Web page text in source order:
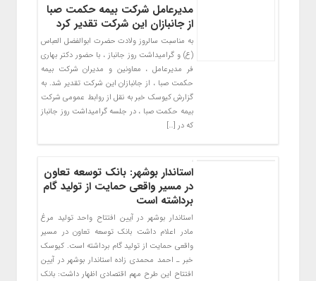
مدیرعامل شرکت بیمه حکمت صبا
از جانبازان این شرکت تقدیر کرد
به مناسبت سالروز ولادت حضرت ابوالفضل العباس
(ع) و گرامیداشت روز جانباز ، با حضور دکتر بهاری
فر مدیرعامل ، معاونین و مدیران شرکت بیمه
حکمت صبا ، از جانبازان این شرکت تقدیر شد. به
گزارش کیوسک خبر به نقل از روابط عمومی شرکت
بیمه حکمت صبا ، در جلسه گرامیداشت روز جانباز
که در […]
استاندار بوشهر: بانک توسعه تعاون
در مسیر واقعی حمایت از تولید گام
برداشته است
استاندار بوشهر در آیین افتتاح واحد تولید مرغ
مادر اعلام داشت بانک توسعه تعاون در مسیر
واقعی حمایت از تولید گام برداشته است. کیوسک
خبر ـ احمد محمدی زاده استاندار بوشهر در آیین
افتتاح این طرح مهم اقتصادی اظهار داشت: بانک